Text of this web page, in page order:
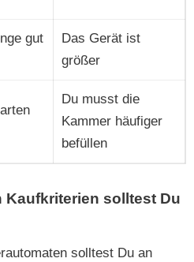
gut
Das Gerät ist
größer
Du musst die
Kammer häufiger
befüllen
Kaufkriterien solltest Du
solltest Du an